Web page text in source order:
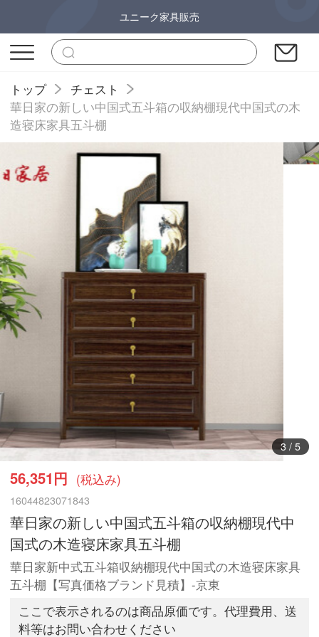
ユニーク家具販売
トップ
チェスト
華日家の新しい中国式五斗箱の収納棚現代中国式の木
造寝床家具五斗棚
3/ 5
56,351円 (税込み)
16044823071843
華日家の新しい中国式五斗箱の収納棚現代中
国式の木造寝床家具五斗棚
華日家新中式五斗箱収納棚現代中国式の木造寝床家具
五斗棚【写真価格ブランド見積】-京東
ここで表示されるのは商品原価です。代理費用、送
料等はお問い合わせください